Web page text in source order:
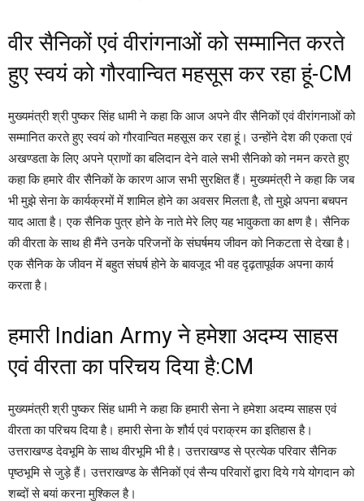
वीर सैनिकों एवं वीरांगनाओं को सम्मानित करते
हुए स्वयं को गौरवान्वित महसूस कर रहा हूं-CM
मुख्यमंत्री श्री पुष्कर सिंह धामी ने कहा कि आज अपने वीर सैनिकों एवं वीरांगनाओं को
सम्मानित करते हुए स्वयं को गौरवान्वित महसूस कर रहा हूं। उन्होंने देश की एकता एवं
अखण्डता के लिए अपने प्राणों का बलिदान देने वाले सभी सैनिको को नमन करते हुए
कहा कि हमारे वीर सैनिकों के कारण आज सभी सुरक्षित हैं। मुख्यमंत्री ने कहा कि जब
भी मुझे सेना के कार्यक्रमों में शामिल होने का अवसर मिलता है, तो मुझे अपना बचपन
याद आता है। एक सैनिक पुत्र होने के नाते मेरे लिए यह भावुकता का क्षण है। सैनिक
की वीरता के साथ ही मैंने उनके परिजनों के संघर्षमय जीवन को निकटता से देखा है।
एक सैनिक के जीवन में बहुत संघर्ष होने के बावजूद भी वह दृढ़तापूर्वक अपना कार्य
करता है।
हमारी Indian Army ने हमेशा अदम्य साहस
एवं वीरता का परिचय दिया है:CM
मुख्यमंत्री श्री पुष्कर सिंह धामी ने कहा कि हमारी सेना ने हमेशा अदम्य साहस एवं
वीरता का परिचय दिया है। हमारी सेना के शौर्य एवं पराक्रम का इतिहास है।
उत्तराखण्ड देवभूमि के साथ वीरभूमि भी है। उत्तराखण्ड से प्रत्येक परिवार सैनिक
पृष्ठभूमि से जुड़े हैं। उत्तराखण्ड के सैनिकों एवं सैन्य परिवारों द्वारा दिये गये योगदान को
शब्दों से बयां करना मुश्किल है।